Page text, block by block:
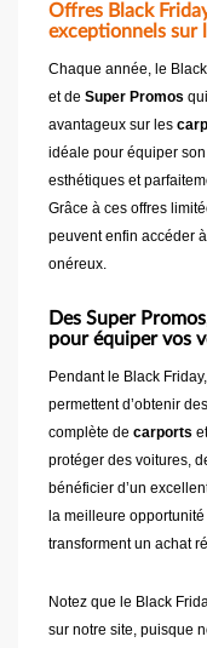
Offres Black
exceptionnels sur
Chaque année, le
et de Super Promos
avantageux sur les
idéale pour équiper
esthétiques et
Grâce à ces offres
peuvent enfin accéder
onéreux.
Des Super
pour équiper vos
Pendant le Black
permettent d’obtenir des
complète de carports
protéger des voitures,
bénéficier d’un
la meilleure
transforment un achat
Notez que le Black
sur notre site, puisque